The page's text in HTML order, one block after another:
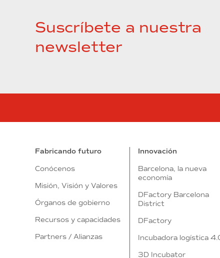
Suscríbete a nuestra
newsletter
Fabricando futuro
Conócenos
Misión, Visión y Valores
Órganos de gobierno
Recursos y capacidades
Partners / Alianzas
Innovación
Barcelona, la nueva
economía
DFactory Barcelona
District
DFactory
Incubadora logística
3D Incubator